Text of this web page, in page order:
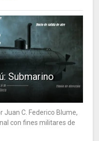
Submarino
Juan C. Federico Blume,
con fines militares de